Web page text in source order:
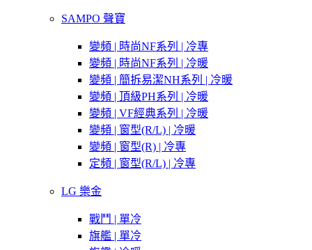
SAMPO 聲寶
變頻 | 時尚NF系列 | 冷專
變頻 | 時尚NF系列 | 冷暖
變頻 | 簡拆易潔NH系列 | 冷暖
變頻 | 頂級PH系列 | 冷暖
變頻 | VF經典系列 | 冷暖
變頻 | 窗型(R/L) | 冷暖
變頻 | 窗型(R) | 冷專
定頻 | 窗型(R/L) | 冷專
LG 樂金
戰鬥 | 單冷
旗艦 | 單冷